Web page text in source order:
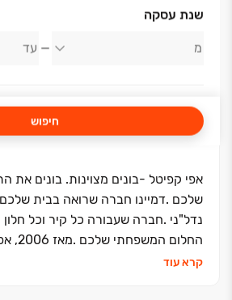
שנת עסקה
חיפוש
אודות החברה
אפי קפיטל
אפי קפיטל -בונים מצוינות. בונים את
שלכם .דמיינו חברה שרואה בבית
נדל"ני .חברה שעבורה כל קיר וכל
החלום המשפחתי שלכם .
מאז
קרא עוד